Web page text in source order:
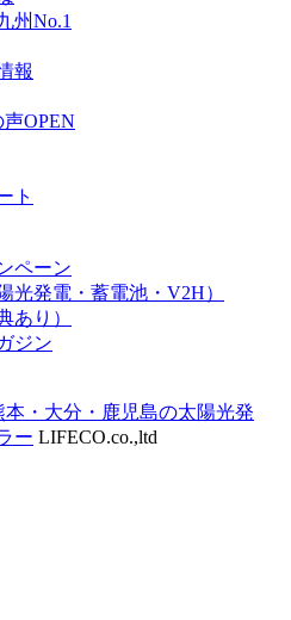
州No.1
報
声OPEN
ト
ペーン
光発電・蓄電池・V2H）
あり）
ジン
・大分・鹿児島の太陽光発
ー LIFECO.co.,ltd